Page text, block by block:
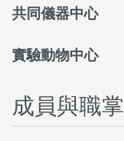
共同儀器中心
實驗動物中心
成員與職掌